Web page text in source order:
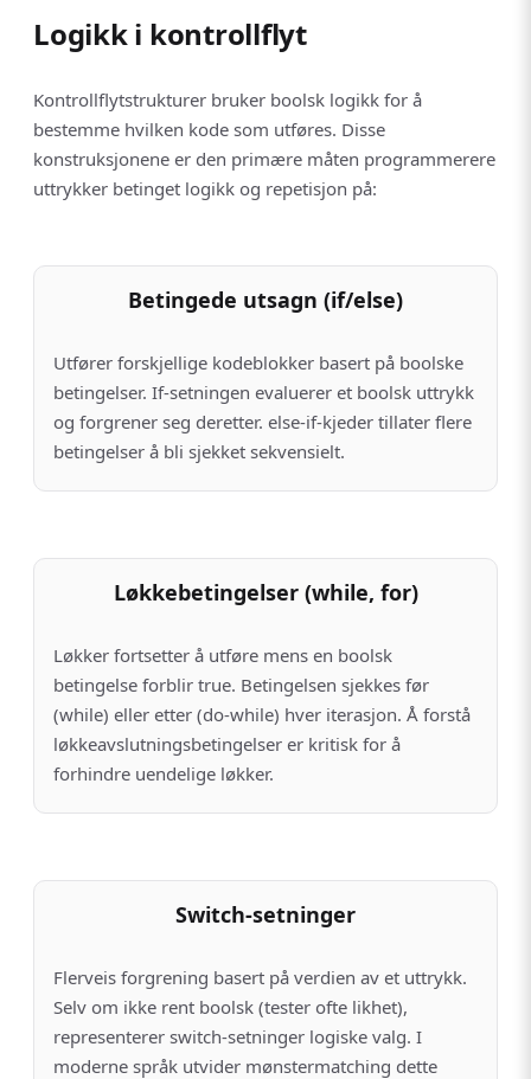
Logikk i kontrollflyt
Kontrollflytstrukturer bruker boolsk logikk for å
bestemme hvilken kode som utføres. Disse
konstruksjonene er den primære måten programmerere
uttrykker betinget logikk og repetisjon på:
Betingede utsagn (if/else)
Utfører forskjellige kodeblokker basert på boolske
betingelser. If-setningen evaluerer et boolsk uttrykk
og forgrener seg deretter. else-if-kjeder tillater flere
betingelser å bli sjekket sekvensielt.
Løkkebetingelser (while, for)
Løkker fortsetter å utføre mens en boolsk
betingelse forblir true. Betingelsen sjekkes før
(while) eller etter (do-while) hver iterasjon. Å forstå
løkkeavslutningsbetingelser er kritisk for å
forhindre uendelige løkker.
Switch-setninger
Flerveis forgrening basert på verdien av et uttrykk.
Selv om ikke rent boolsk (tester ofte likhet),
representerer switch-setninger logiske valg. I
moderne språk utvider mønstermatching dette